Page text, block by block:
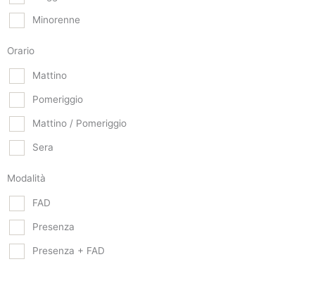
Minorenne
Orario
Mattino
Pomeriggio
Mattino / Pomeriggio
Sera
Modalità
FAD
Presenza
Presenza + FAD